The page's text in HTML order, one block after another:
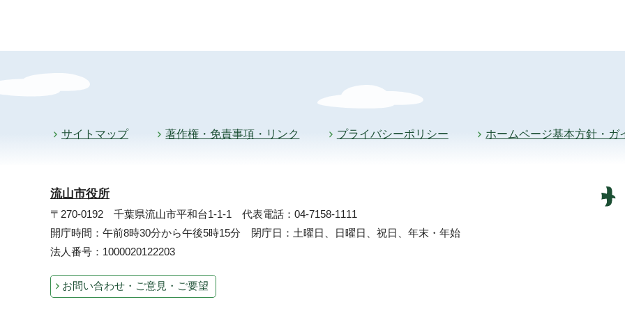
サイトマップ 著作権・免責事項・リンク プライバシーポリシー ホームページ基本方針・ガ
流山市役所
〒270-0192 千葉県流山市平和台1-1-1 代表電話：04-7158-1111
開庁時間：午前8時30分から午後5時15分 閉庁日：土曜日、日曜日、祝日、年末・年始
法人番号：1000020122203
お問い合わせ・ご意見・ご要望